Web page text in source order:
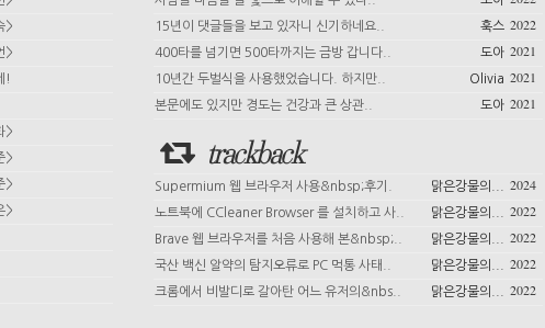
>
>
!
>
>
>
>
15년이 댓글들을 보고 있자니 신기하네요..
2022
훅스
400타를 넘기면 500타까지는 금방 갑니다..
2021
도아
10년간 두벌식을 사용했었습니다. 하지만..
2021
Olivia
본문에도 있지만 경도는 건강과 큰 상관..
2021
도아
trackback
Supermium 웹 브라우저 사용&nbsp;후기. 2024
맑은강물의...
노트북에 CCleaner Browser 를 설치하고 사..
2022
맑은강물의...
Brave 웹 브라우저를 처음 사용해 본&nbsp;..
2022
맑은강물의...
국산 백신 알약의 탐지오류로 PC 먹통 사태..
2022
맑은강물의...
크롬에서 비발디로 갈아탄 어느 유저의&nbs..
2022
맑은강물의...